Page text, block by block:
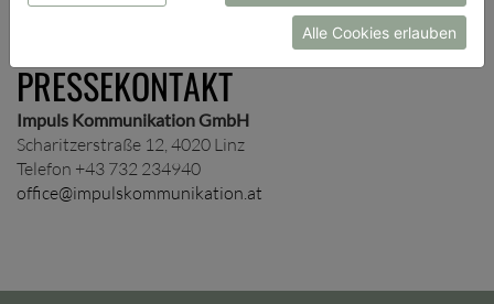
PRESSEKONTAKT
Impuls Kommunikation GmbH
Scharitzerstraße 12, 4020 Linz
Telefon +43 732 234940
office@impulskommunikation.at
Alle Cookies erlauben